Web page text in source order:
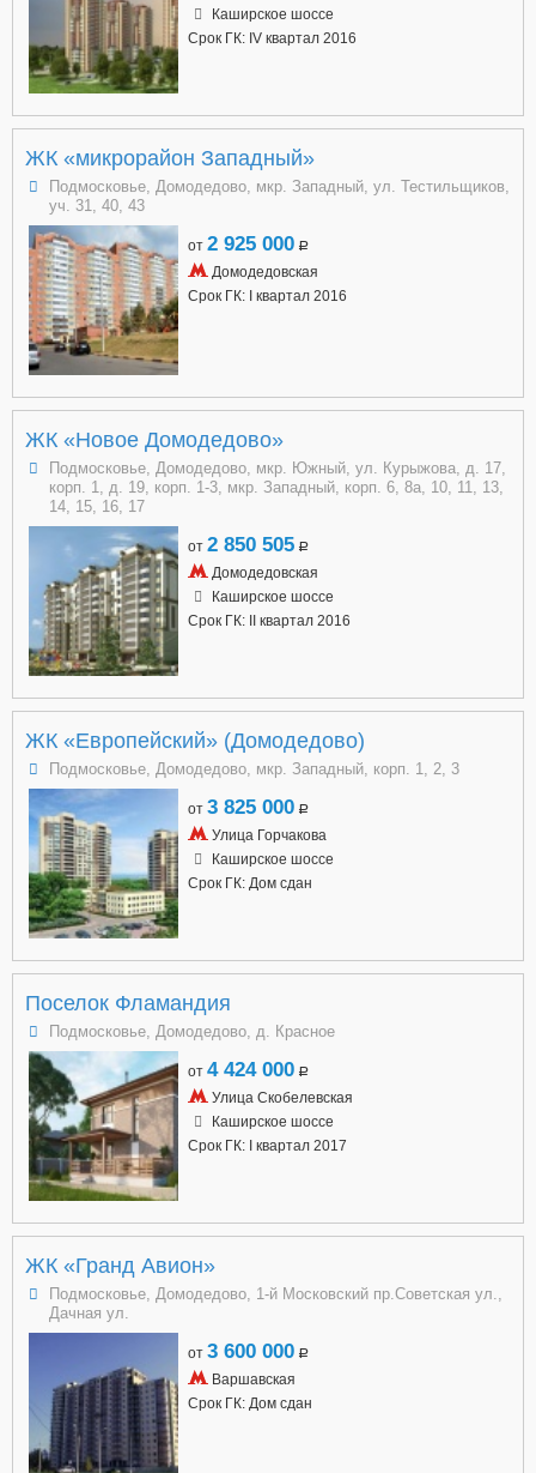
Каширское шоссе
Срок ГК: IV квартал 2016
ЖК «микрорайон Западный»
Подмосковье, Домодедово, мкр. Западный, ул. Тестильщиков,
уч. 31, 40, 43
от 2 925 000 a
Домодедовская
Срок ГК: I квартал 2016
ЖК «Новое Домодедово»
Подмосковье, Домодедово, мкр. Южный, ул. Курыжова, д. 17,
корп. 1, д. 19, корп. 1-3, мкр. Западный, корп. 6, 8а, 10, 11, 13,
14, 15, 16, 17
от 2 850 505 a
Домодедовская
Каширское шоссе
Срок ГК: II квартал 2016
ЖК «Европейский» (Домодедово)
Подмосковье, Домодедово, мкр. Западный, корп. 1, 2, 3
от 3 825 000 a
Улица Горчакова
Каширское шоссе
Срок ГК: Дом сдан
Поселок Фламандия
Подмосковье, Домодедово, д. Красное
от 4 424 000 a
Улица Скобелевская
Каширское шоссе
Срок ГК: I квартал 2017
ЖК «Гранд Авион»
Подмосковье, Домодедово, 1-й Московский пр.Советская ул.,
Дачная ул.
от 3 600 000 a
Варшавская
Срок ГК: Дом сдан